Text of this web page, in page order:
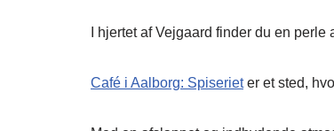
I hjertet af Vejgaard finder du en perle
Café i Aalborg: Spiserieter et sted,